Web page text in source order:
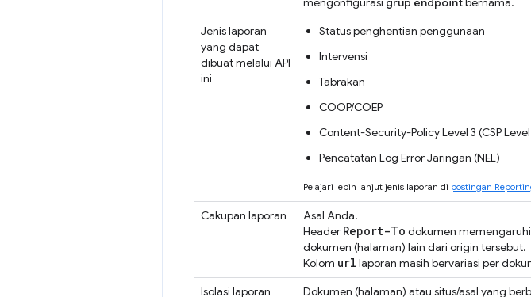
Jenis laporan
yang dapat
dibuat melalui API
ini
Status penghentian penggunaan
Intervensi
Tabrakan
COOP/COEP
Content-Security-Policy Level 3 (CSP
Pencatatan Log Error Jaringan (NEL)
Pelajari lebih lanjut jenis laporan di postingan
Cakupan laporan
Asal Anda.
Header Report-To dokumen memengaruhi
dokumen (halaman) lain dari origin tersebut.
Kolom url laporan masih bervariasi per
Isolasi laporan
Dokumen (halaman) atau situs/asal yang